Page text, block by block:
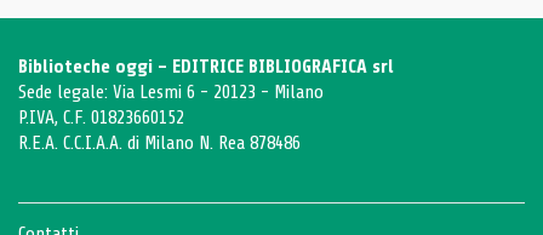
Biblioteche oggi - EDITRICE BIBLIOGRAFICA srl
Sede legale: Via Lesmi 6 - 20123 - Milano
P.IVA, C.F. 01823660152
R.E.A. C.C.I.A.A. di Milano N. Rea 878486